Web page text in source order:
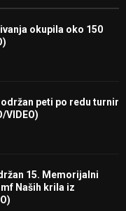
okupila oko 150
održan peti po redu turnir
VIDEO)
15. Memorijalni
Naših krila iz